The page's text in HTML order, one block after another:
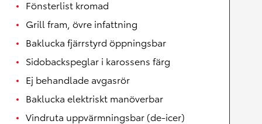
Fönsterlist kromad
Grill fram, övre infattning
Baklucka fjärrstyrd öppningsbar
Sidobackspeglar i karossens färg
Ej behandlade avgasrör
Baklucka elektriskt manöverbar
Vindruta uppvärmningsbar (de-icer)